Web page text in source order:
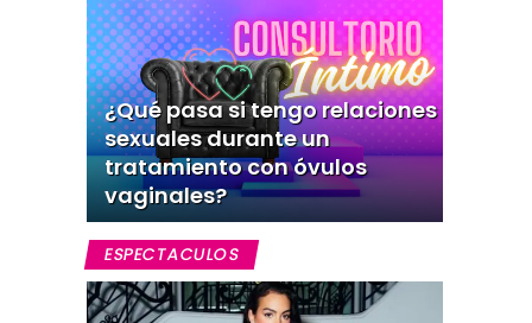
¿Qué pasa si tengo relaciones
sexuales durante un
tratamiento con óvulos
vaginales?
ESPECTACULOS